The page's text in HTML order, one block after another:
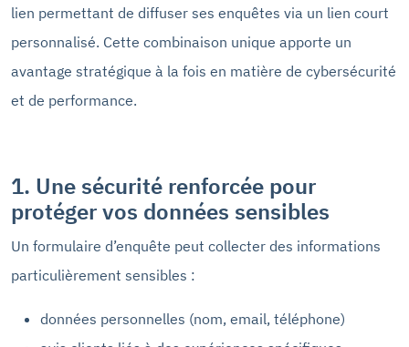
lien permettant de diffuser ses enquêtes via un lien court
personnalisé. Cette combinaison unique apporte un
avantage stratégique à la fois en matière de cybersécurité
et de performance.
1. Une sécurité renforcée pour
protéger vos données sensibles
Un formulaire d’enquête peut collecter des informations
particulièrement sensibles :
données personnelles (nom, email, téléphone)